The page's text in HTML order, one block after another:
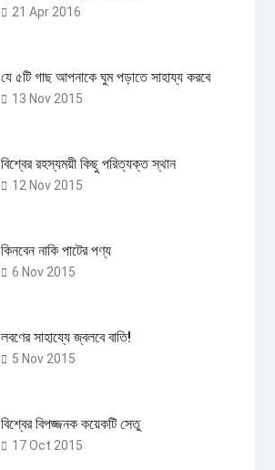
21 Apr 2016
যে ৫টি গাছ আপনাকে ঘুম পড়াতে সাহায্য করবে
13 Nov 2015
বিশ্বের রহস্যময়ী কিছু পরিত্যক্ত স্থান
12 Nov 2015
কিনবেন নাকি পাটের পণ্য
6 Nov 2015
লবণের সাহায্যে জ্বলবে বাতি!
5 Nov 2015
বিশ্বের বিপজ্জনক কয়েকটি সেতু
17 Oct 2015